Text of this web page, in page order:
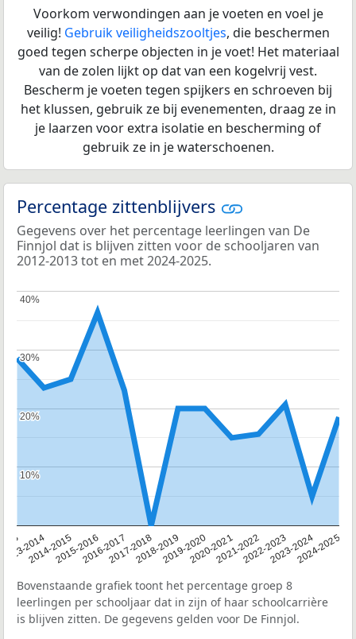
Voorkom verwondingen aan je voeten en voel je
veilig! Gebruik veiligheidszooltjes, die beschermen
goed tegen scherpe objecten in je voet! Het materiaal
van de zolen lijkt op dat van een kogelvrij vest.
Bescherm je voeten tegen spijkers en schroeven bij
het klussen, gebruik ze bij evenementen, draag ze in
je laarzen voor extra isolatie en bescherming of
gebruik ze in je waterschoenen.
Percentage zittenblijvers
Gegevens over het percentage leerlingen van De
Finnjol dat is blijven zitten voor de schooljaren van
2012-2013 tot en met 2024-2025.
2013-20142014-20152015-20162016-20172017-20182018-20192019-20202020-20212021-20222022-20232023-20242024-2025
10%
10%
20%
20%
30%
30%
40%
40%
Bovenstaande grafiek toont het percentage groep 8
leerlingen per schooljaar dat in zijn of haar schoolcarrière
is blijven zitten. De gegevens gelden voor De Finnjol.